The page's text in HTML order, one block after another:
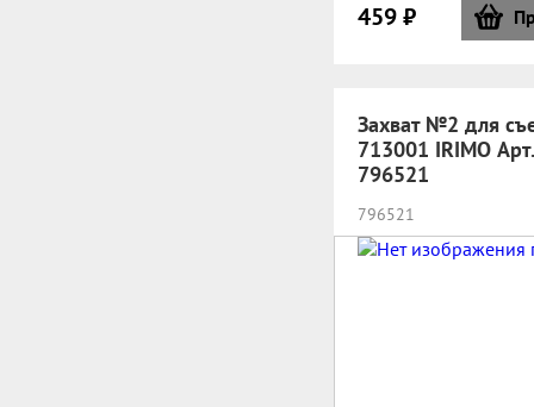
459 ₽
Захват №2 для
713001 IRIMO Арт.
796521
796521